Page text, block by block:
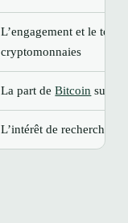
L’engagement et le ton
cryptomonnaies
La part deBitcoin sur
L’intérêt de recherche